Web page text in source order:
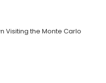
Visiting the Monte Carlo